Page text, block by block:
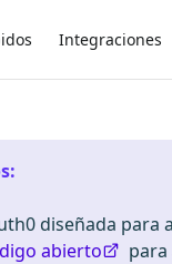
Integraciones
:
diseñada para
abierto